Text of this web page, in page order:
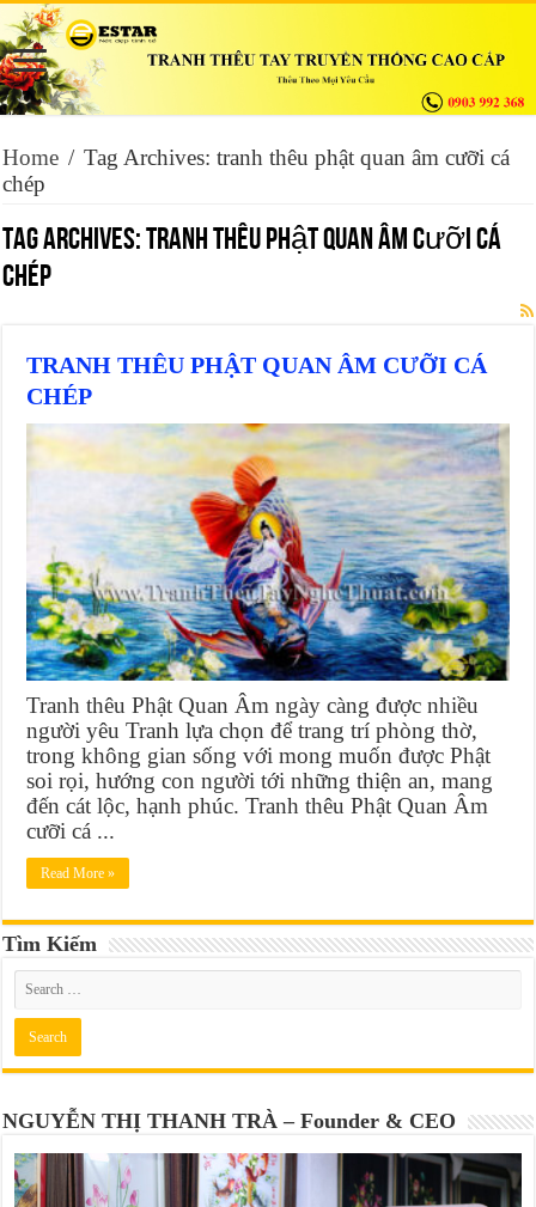
Home / Tag Archives: tranh thêu phật quan âm cưỡi cá
chép
Tag Archives:tranh thêu phật quan âm cưỡi cá
chép
TRANH THÊU PHẬT QUAN ÂM CƯỠI CÁ
CHÉP
Tranh thêu Phật Quan Âm ngày càng được nhiều
người yêu Tranh lựa chọn để trang trí phòng thờ,
trong không gian sống với mong muốn được Phật
soi rọi, hướng con người tới những thiện an, mang
đến cát lộc, hạnh phúc. Tranh thêu Phật Quan Âm
cưỡi cá ...
Read More »
Tìm Kiếm
NGUYỄN THỊ THANH TRÀ – Founder & CEO